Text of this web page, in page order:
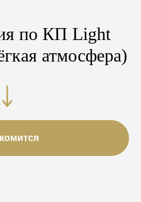
по КП Light
атмосфера)